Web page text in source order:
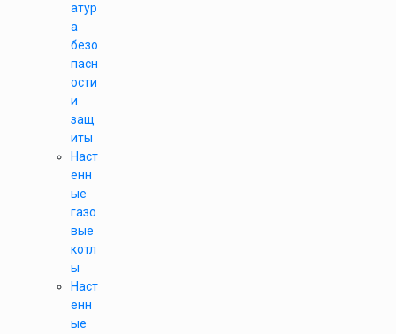
атур
а
безо
пасн
ости
и
защ
иты
Наст
енн
ые
газо
вые
котл
ы
Наст
енн
ые